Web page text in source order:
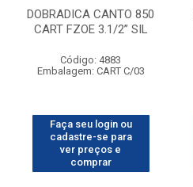
DOBRADICA CANTO 850
CART FZOE 3.1/2” SIL
Código: 4883
Embalagem: CART C/03
Faça seu login ou
cadastre-se para
ver preços e
comprar